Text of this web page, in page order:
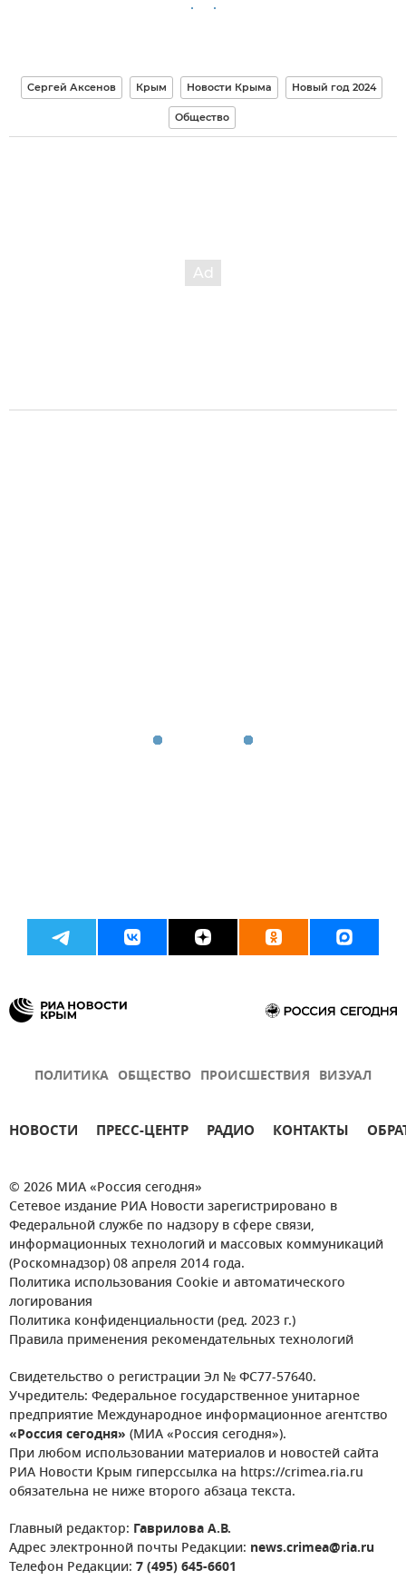
Сергей Аксенов Крым Новости Крыма Новый год 2024
Общество
ПОЛИТИКА ОБЩЕСТВО ПРОИСШЕСТВИЯ ВИЗУАЛ
НОВОСТИ ПРЕСС-ЦЕНТР РАДИО КОНТАКТЫ
© 2026 МИА «Россия сегодня»
Сетевое издание РИА Новости зарегистрировано в
Федеральной службе по надзору в сфере связи,
информационных технологий и массовых коммуникаций
(Роскомнадзор) 08 апреля 2014 года.
Политика использования Cookie и автоматического
логирования
Политика конфиденциальности (ред. 2023 г.)
Правила применения рекомендательных технологий
Свидетельство о регистрации Эл № ФС77-57640.
Учредитель: Федеральное государственное унитарное
предприятие Международное информационное агентство
«Россия сегодня» (МИА «Россия сегодня»).
При любом использовании материалов и новостей сайта
РИА Новости Крым гиперссылка на https://crimea.ria.ru
обязательна не ниже второго абзаца текста.
Главный редактор: Гаврилова А.В.
Адрес электронной почты Редакции: news.crimea@ria.ru
Телефон Редакции: 7 (495) 645-6601